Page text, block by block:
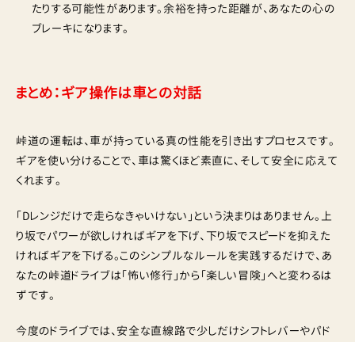
たりする可能性があります。余裕を持った距離が、あなたの心の
ブレーキになります。
まとめ：ギア操作は車との対話
峠道の運転は、車が持っている真の性能を引き出すプロセスです。
ギアを使い分けることで、車は驚くほど素直に、そして安全に応えて
くれます。
「Dレンジだけで走らなきゃいけない」という決まりはありません。上
り坂でパワーが欲しければギアを下げ、下り坂でスピードを抑えた
ければギアを下げる。このシンプルなルールを実践するだけで、あ
なたの峠道ドライブは「怖い修行」から「楽しい冒険」へと変わるは
ずです。
今度のドライブでは、安全な直線路で少しだけシフトレバーやパド